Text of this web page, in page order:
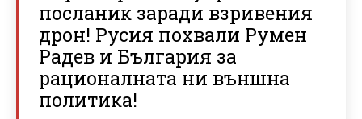
посланик заради взривения
дрон! Русия похвали Румен
Радев и България за
рационалната ни външна
политика!